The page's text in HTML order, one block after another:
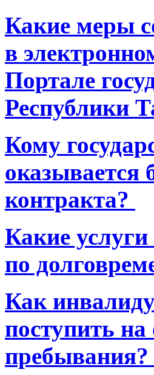
Какие меры
в
Портале
Республики
Кому
оказывается
контракта?
Какие
по
Как
поступить на
пребывания?